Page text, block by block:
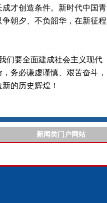
才创造条件。新时代中国青
朝夕、不负韶华，在新征程
们要全面建成社会主义现代
务必谦虚谨慎、艰苦奋斗，
的历史辉煌！
新闻类门户网站